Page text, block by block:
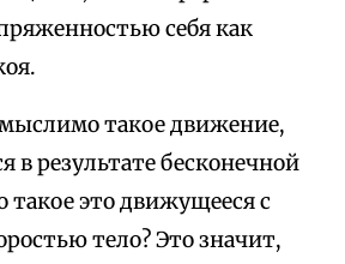
себя как
такое движение,
в результате бесконечной
такое это движущееся с
тело? Это значит,